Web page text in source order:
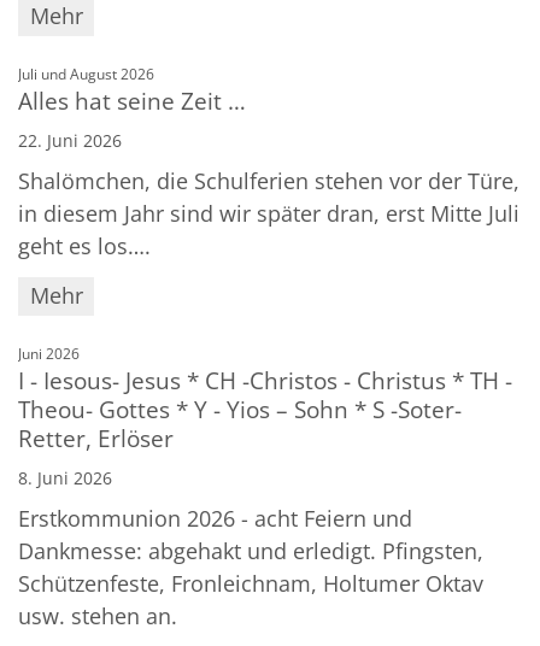
Mehr
Juli und August 2026:
Alles hat seine Zeit …
22. Juni 2026
Shalömchen, die Schulferien stehen vor der Türe,
in diesem Jahr sind wir später dran, erst Mitte Juli
geht es los….
Mehr
Juni 2026:
I - Iesous- Jesus * CH -Christos - Christus * TH -
Theou- Gottes * Y - Yios – Sohn * S -Soter-
Retter, Erlöser
8. Juni 2026
Erstkommunion 2026 - acht Feiern und
Dankmesse: abgehakt und erledigt. Pfingsten,
Schützenfeste, Fronleichnam, Holtumer Oktav
usw. stehen an.